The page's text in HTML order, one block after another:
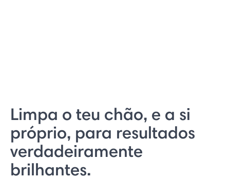
Limpa o teu chão, e a si
próprio, para resultados
verdadeiramente
brilhantes.